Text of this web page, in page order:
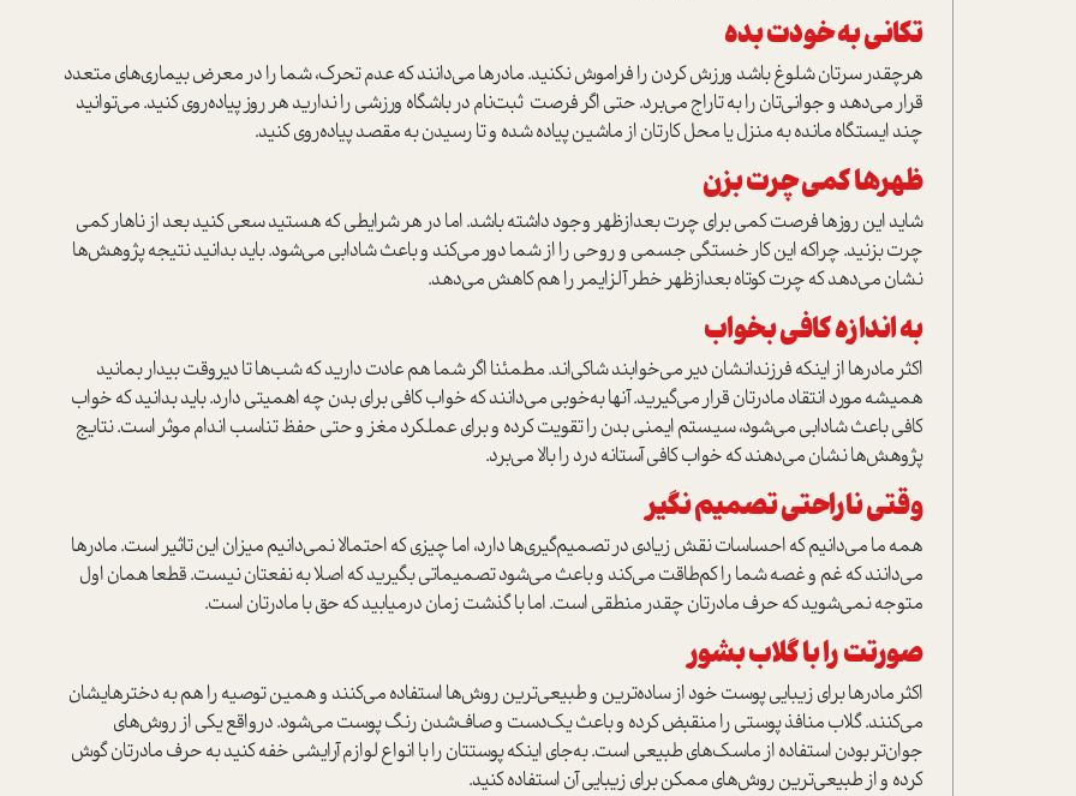
تکانی به خودت بده
هر‌چقدر سرتان شلوغ باشد ورزش کردن را فراموش نکنید. مادرها می‌دانند که عدم تحرک، شما را در معرض بیماری‌های متعدد
قرار می‌دهد و جوانی‌تان را به تاراج می‌برد. حتی اگر فرصت ثبت‌نام در باشگاه ورزشی را ندارید هر روز پیاده‌روی کنید. می‌توانید
چند ایستگاه مانده به منزل یا محل کارتان از ماشین پیاده شده و تا رسیدن به مقصد پیاده‌روی کنید.
ظهرها کمی‌ چرت بزن
شاید این روزها فرصت کمی ‌برای چرت بعد‌از‌ظهر وجود داشته باشد. اما در هر شرایطی که هستید سعی کنید بعد از ناهار کمی‌
چرت بزنید. چراكه این‌ کار خستگی جسمی‌ و روحی را از شما دور می‌کند و باعث شادابی می‌شود. باید بدانید نتیجه پژوهش‌ها
نشان می‌دهد که چرت کوتاه بعد‌از‌ظهر خطر آلزایمر را هم کاهش می‌دهد.
به اندازه کافی بخواب
اکثر مادرها از اینکه فرزندانشان دیر می‌خوابند شاکی‌اند. مطمئنا اگر شما هم عادت دارید که شب‌ها تا دیر‌وقت بیدار بمانید
همیشه مورد‌ انتقاد مادرتان قرار می‌گیرید. آنها به‌خوبی می‌دانند که خواب کافی برای بدن چه اهمیتی دارد. باید بدانید که خواب
کافی باعث شادابی می‌شود، سیستم ایمنی بدن را تقویت کرده و برای عملکرد مغز و حتی حفظ تناسب اندام موثر است. نتایج
پژوهش‌ها نشان می‌دهند که خواب کافی آستانه درد را بالا می‌برد.
وقتی ناراحتی تصمیم نگیر
همه ما می‌دانیم که احساسات نقش زیادی در تصمیم‌گیری‌ها دارد، اما چیزی که احتمالا نمی‌دانیم میزان این تاثیر است. مادرها
می‌دانند که غم و غصه شما را کم‌طاقت می‌کند و باعث می‌شود تصمیماتی بگیرید که اصلا به نفعتان نیست. قطعا همان اول
متوجه نمی‌شوید که حرف مادرتان چقدر منطقی است. اما با گذشت زمان درمیابید که حق با مادرتان است.
صورتت را با گلاب بشور
اکثر مادرها برای زیبایی پوست خود از ساده‌ترین و طبیعی‌ترین روش‌ها استفاده می‌کنند و همین توصیه را هم به دخترهایشان
می‌کنند. گلاب منافذ پوستی را منقبض کرده و باعث یک‌دست و صاف‌شدن رنگ پوست می‌شود. در‌واقع یکی از روش‌های
جوان‌تر بودن استفاده از ماسک‌های طبیعی است. به‌جای اینکه پوستتان را با انواع لوازم آرایشی خفه کنید به حرف مادرتان گوش
کرده و از طبیعی‌ترین روش‌های ممکن برای زیبایی آن استفاده کنید.